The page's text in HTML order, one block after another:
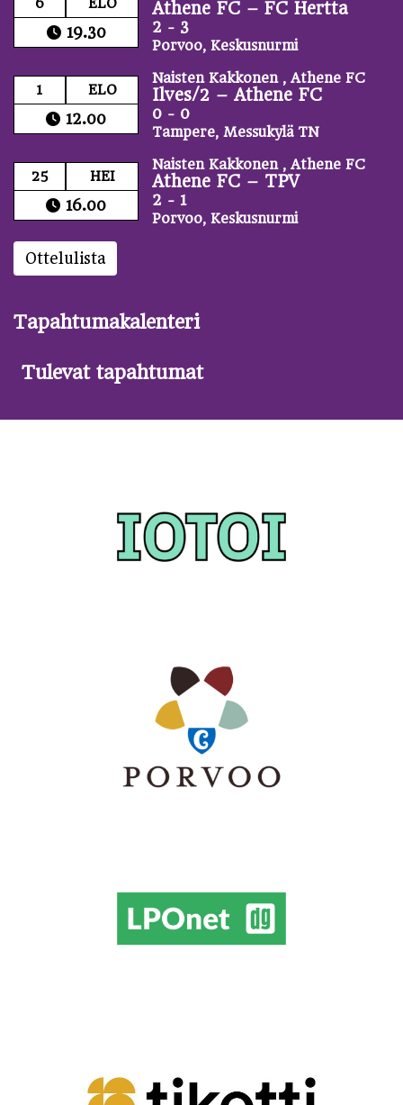
6 ELO
19.30
Athene FC –FC Hertta
2 - 3
Porvoo, Keskusnurmi
1 ELO
12.00
Naisten Kakkonen , Athene FC
Ilves/2 –Athene FC
0 - 0
Tampere, Messukylä TN
25 HEI
16.00
Naisten Kakkonen , Athene FC
Athene FC – TPV
2 - 1
Porvoo, Keskusnurmi
Ottelulista
Tapahtumakalenteri
Tulevat tapahtumat